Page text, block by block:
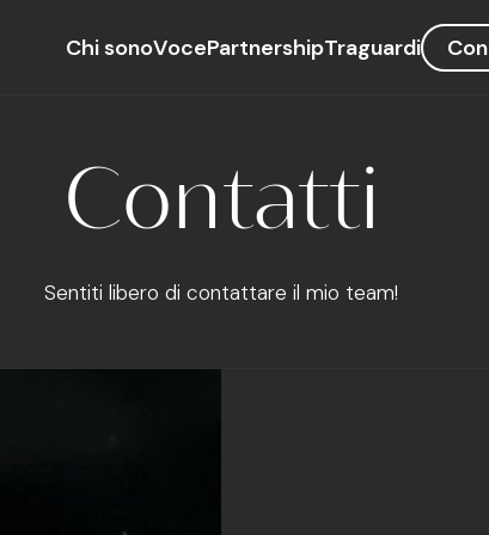
Chi sonoVocePartnershipTraguardi
Contatti
Sentiti libero di contattare il mio team!